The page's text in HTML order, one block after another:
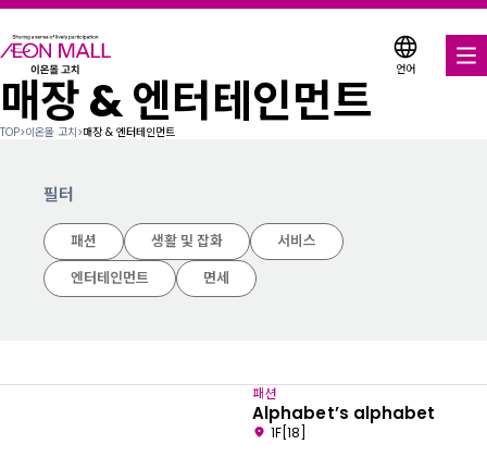
언어
음식 & 음료
다양한 매장에서 이용 가능한 쿠폰
서비스 안내
매장 & 엔터테인먼트
TOP>이온몰 고치>매장 & 엔터테인먼트
필터
패션 생활 및 잡화
서비스
엔터테인먼트
면세
패션
Alphabet’s alphabet
1F[18]